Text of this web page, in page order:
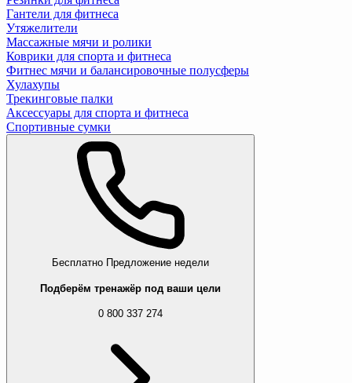
Гантели для фитнеса
Утяжелители
Массажные мячи и ролики
Коврики для спорта и фитнеса
Фитнес мячи и балансировочные полусферы
Хулахупы
Трекинговые палки
Аксессуары для спорта и фитнеса
Спортивные сумки
Бесплатно Предложение недели
Подберём тренажёр под ваши цели
0 800 337 274